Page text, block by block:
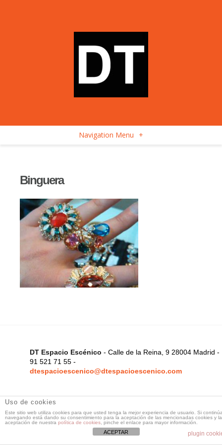
Navigation Menu +
Binguera
DT Espacio Escénico - Calle de la Reina, 9 28004 Madrid -
91 521 71 55 -
dtespacioescenico@dtespacioescenico.com
Uso de cookies
Este sitio web utiliza cookies para que usted tenga la mejor experiencia de usuario. Si
navegando está dando su consentimiento para la aceptación de las mencionadas cookies y la
aceptación de nuestra política de cookies , pinche el enlace para mayor información.
plugin
ACEPTAR